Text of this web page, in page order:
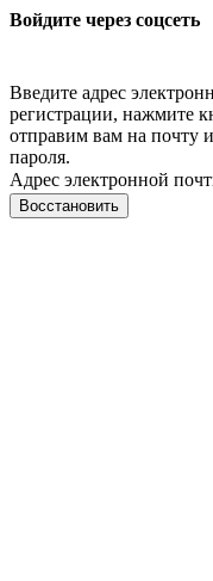
Войдите через соцсеть
Введите адрес
регистрации, нажмите
отправим вам на почту
пароля.
Адрес электронной